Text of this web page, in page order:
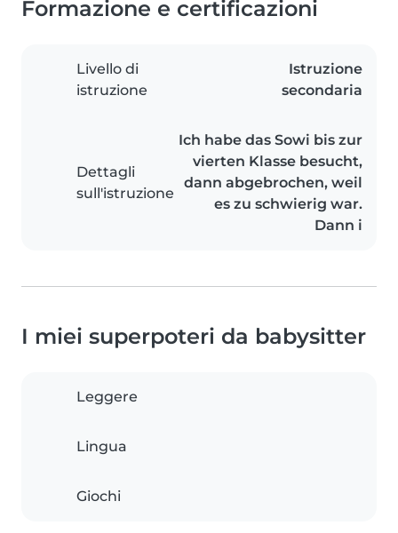
Formazione e certificazioni
Livello di
istruzione
Istruzione
secondaria
Dettagli
sull'istruzione
Ich habe das Sowi bis zur
vierten Klasse besucht,
dann abgebrochen, weil
es zu schwierig war.
Dann i
I miei superpoteri da babysitter
Leggere
Lingua
Giochi